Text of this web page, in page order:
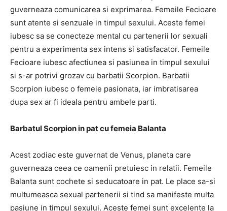
guverneaza comunicarea si exprimarea. Femeile Fecioare
sunt atente si senzuale in timpul sexului. Aceste femei
iubesc sa se conecteze mental cu partenerii lor sexuali
pentru a experimenta sex intens si satisfacator. Femeile
Fecioare iubesc afectiunea si pasiunea in timpul sexului
si s-ar potrivi grozav cu barbatii Scorpion. Barbatii
Scorpion iubesc o femeie pasionata, iar imbratisarea
dupa sex ar fi ideala pentru ambele parti.
Barbatul Scorpion in pat cu femeia Balanta
Acest zodiac este guvernat de Venus, planeta care
guverneaza ceea ce oamenii pretuiesc in relatii. Femeile
Balanta sunt cochete si seducatoare in pat. Le place sa-si
multumeasca sexual partenerii si tind sa manifeste multa
pasiune in timpul sexului. Aceste femei sunt excelente la